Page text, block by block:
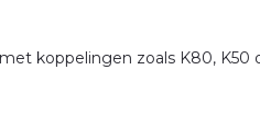
koppelingen zoals K80,